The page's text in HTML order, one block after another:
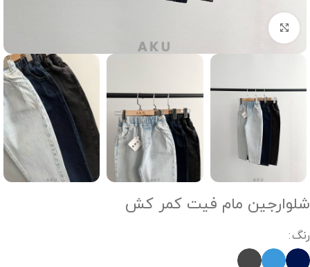
Click to enlarge
شلوارجین مام فیت کمر کش
رنگ